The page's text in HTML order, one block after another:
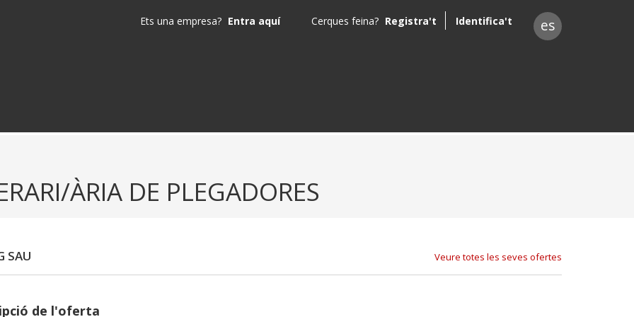
Ets una empresa? Entra aquí Cerques feina? Registra't Identifica't es
ÀRIA DE PLEGADORES
SAU Veure totes les seves ofertes
de l'oferta